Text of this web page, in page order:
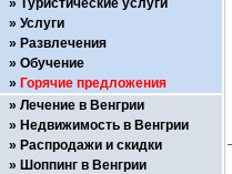
Туристические услуги
Услуги
Развлечения
Обучение
Горячие предложения
Лечение в Венгрии
Недвижимость в Венгрии
Распродажи и скидки
Шоппинг в Венгрии